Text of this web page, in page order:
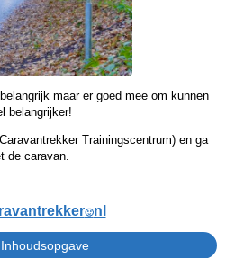
maar er goed mee om kunnen
belangrijker!
Trainingscentrum) en ga
de caravan.
🙂nl